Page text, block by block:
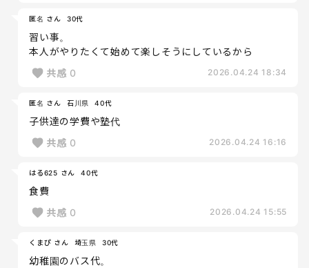
匿名 さん 30代
習い事。
本人がやりたくて始めて楽しそうにしているから
共感 0 2026.04.24 18:34
匿名 さん 石川県 40代
子供達の学費や塾代
共感 0 2026.04.24 16:16
はる625 さん 40代
食費
共感 0 2026.04.24 15:55
くまぴ さん 埼玉県 30代
幼稚園のバス代。